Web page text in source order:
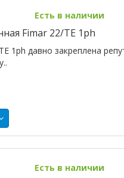
Есть в наличии
Fimar 22/TE 1ph
1ph давно закреплена
Есть в наличии